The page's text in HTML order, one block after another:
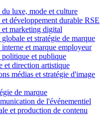
luxe, mode et culture
développement durable RSE
marketing digital
et stratégie de marque
et marque employeur
et publique
et direction artistique
médias et stratégie d'image
de marque
de l'événementiel
et production de contenu